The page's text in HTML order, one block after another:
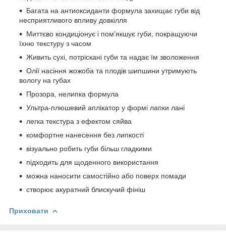
Багата на антиоксиданти формула захищає губи від
несприятливого впливу довкілля
Миттєво кондиціонує і пом'якшує губи, покращуючи
їхню текстуру з часом
Живить сухі, потріскані губи та надає їм зволоження
Олії насіння жожоба та плодів шипшини утримують
вологу на губах
Прозора, нелипка формула
Ультра-плюшевий аплікатор у формі лапки лані
легка текстура з ефектом сяйва
комфортне нанесення без липкості
візуально робить губи більш гладкими
підходить для щоденного використання
можна наносити самостійно або поверх помади
створює акуратний блискучий фініш
Приховати